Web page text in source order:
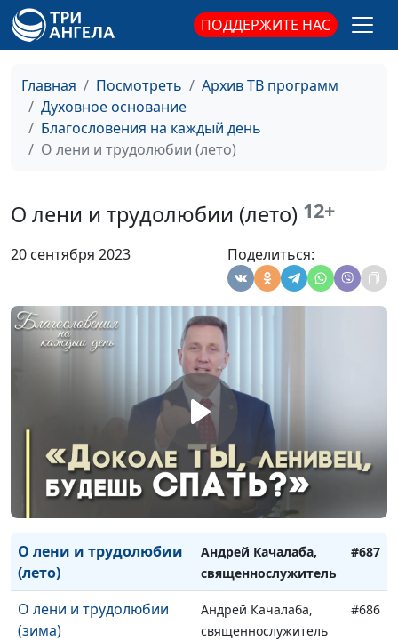
ПОДДЕРЖИТЕ НАС
Главная Посмотреть
Архив ТВ программ
Духовное основание
Благословения на каждый день
О лени и трудолюбии (лето)
О лени и трудолюбии (лето) 12+
20 сентября 2023 Поделиться:
Почему нужно избегать
лицемерия? (осень)
Андрей Качалаба,
священнослужитель
#696
Почему нужно избегать
лицемерия? (лето)
Андрей Качалаба,
Почему нужно избегать
Андрей Качалаба,
Почему нужно избегать
лицемерия? (весна)
Андрей Качалаба,
священнослужитель
Научись простоте
Андрей Качалаба,
священнослужитель
#692
Научись простоте
(лето)
Андрей Качалаба,
священнослужитель
Андрей Качалаба,
священнослужитель
Научись простоте
(весна)
Андрей Качалаба,
священнослужитель
О лени и трудолюбии
(осень)
Андрей Качалаба,
священнослужитель
О лени и трудолюбии
(лето)
Андрей Качалаба,
священнослужитель
#687
О лени и трудолюбии
(зима)
Андрей Качалаба,
священнослужитель
#686